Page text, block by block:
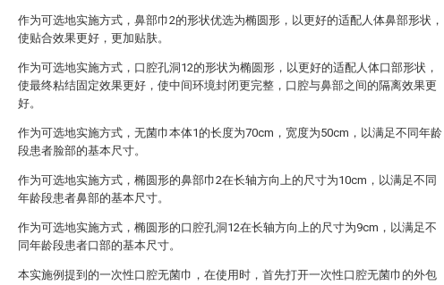
作为可选地实施方式，鼻部巾2的形状优选为椭圆形，以更好的适配人体鼻部形状，
使贴合效果更好，更加贴肤。
作为可选地实施方式，口腔孔洞12的形状为椭圆形，以更好的适配人体口部形状，
使最终粘结固定效果更好，使中间环境封闭更完整，口腔与鼻部之间的隔离效果更
好。
作为可选地实施方式，无菌巾本体1的长度为70cm，宽度为50cm，以满足不同年龄
段患者脸部的基本尺寸。
作为可选地实施方式，椭圆形的鼻部巾2在长轴方向上的尺寸为10cm，以满足不同
年龄段患者鼻部的基本尺寸。
作为可选地实施方式，椭圆形的口腔孔洞12在长轴方向上的尺寸为9cm，以满足不
同年龄段患者口部的基本尺寸。
本实施例提到的一次性口腔无菌巾，在使用时，首先打开一次性口腔无菌巾的外包